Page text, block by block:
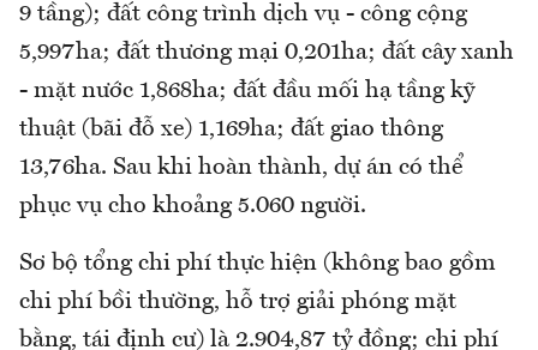
9 tầng); đất công trình dịch vụ - công cộng
5,997ha; đất thương mại 0,201ha; đất cây xanh
- mặt nước 1,868ha; đất đầu mối hạ tầng kỹ
thuật (bãi đỗ xe) 1,169ha; đất giao thông
13,76ha. Sau khi hoàn thành, dự án có thể
phục vụ cho khoảng 5.060 người.
Sơ bộ tổng chi phí thực hiện (không bao gồm
chi phí bồi thường, hỗ trợ giải phóng mặt
bằng, tái định cư) là 2.904,87 tỷ đồng; chi phí